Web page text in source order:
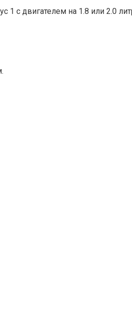
с двигателем на 1.8 или 2.0